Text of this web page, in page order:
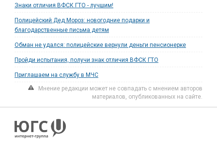
Знаки отличия ВФСК ГТО - лучшим!
Полицейский Дед Мороз: новогодние подарки и
благодарственные письма детям
Обман не удался: полицейские вернули деньги пенсионерке
Пройди испытания, получи знак отличия ВФСК ГТО
Приглашаем на службу в МЧС
Мнение редакции может не совпадать с мнением авторов
материалов, опубликованных на сайте.